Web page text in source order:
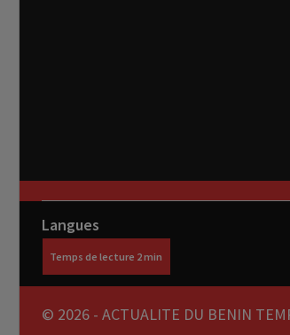
Langues
© 2026 - ACTUALITE DU BENIN